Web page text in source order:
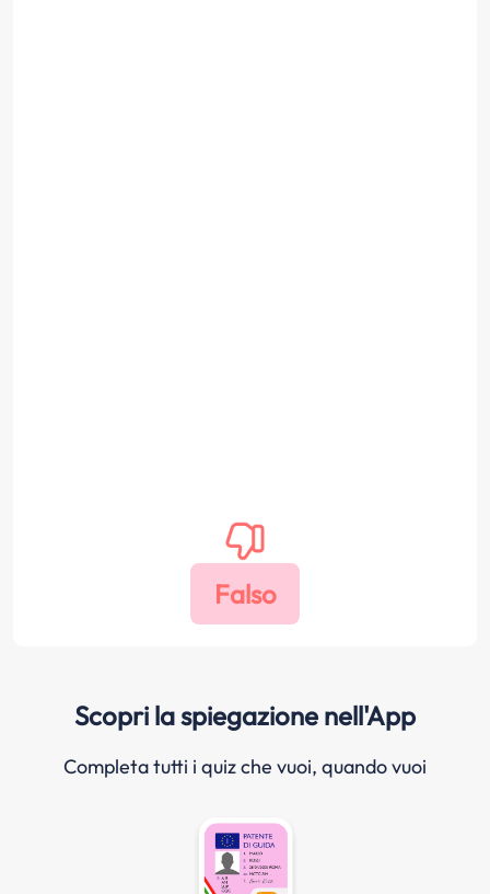
Scopri la spiegazione nell'App
Completa tutti i quiz che vuoi, quando vuoi